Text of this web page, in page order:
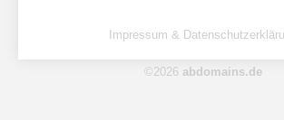
Impressum &
©2026 abdomains.de